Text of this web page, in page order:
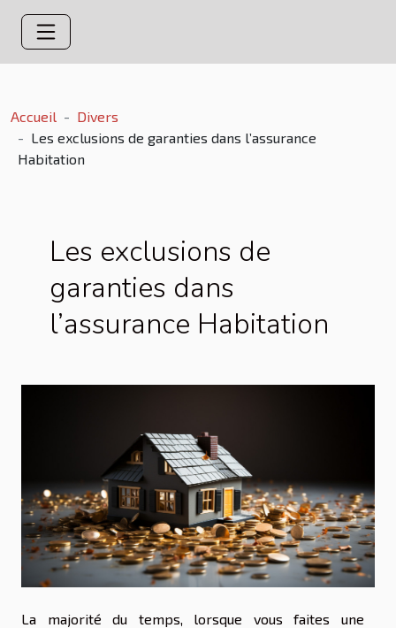
Accueil
Divers
Les exclusions de garanties dans l’assurance
Habitation
Les exclusions de
garanties dans
l’assurance Habitation
La majorité du temps, lorsque vous faites une